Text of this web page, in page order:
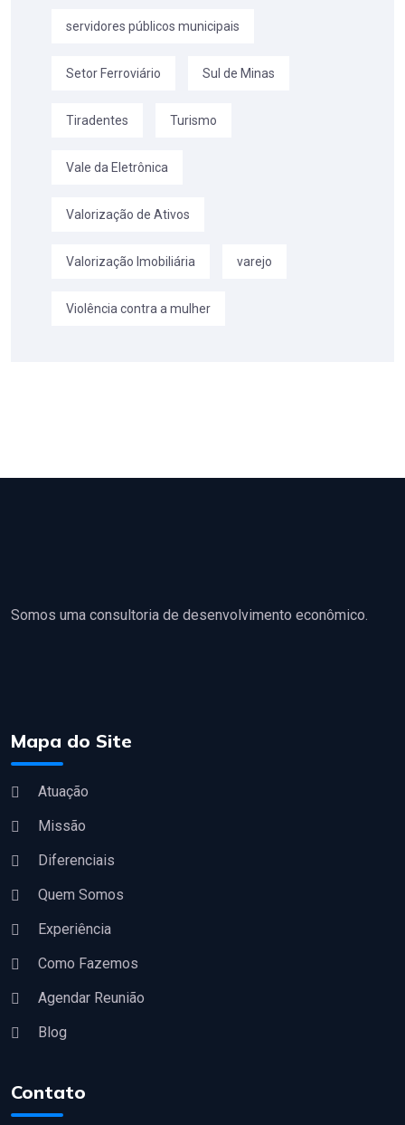
servidores públicos municipais
Setor Ferroviário Sul de Minas
Tiradentes Turismo
Vale da Eletrônica
Valorização de Ativos
Valorização Imobiliária varejo
Violência contra a mulher
Somos uma consultoria de desenvolvimento econômico.
Mapa do Site
Atuação
Missão
Diferenciais
Quem Somos
Experiência
Como Fazemos
Agendar Reunião
Blog
Contato